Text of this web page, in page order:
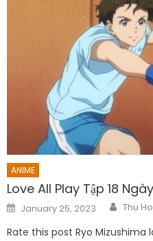
ANIME
Love All Play Tập 18
Posted
on
January 25, 2023 Thu
Rate this post Ryo Mizushima